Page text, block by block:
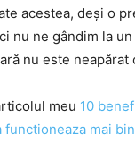
acestea, deși o
nu ne gândim la
nu este
meu 10
mai